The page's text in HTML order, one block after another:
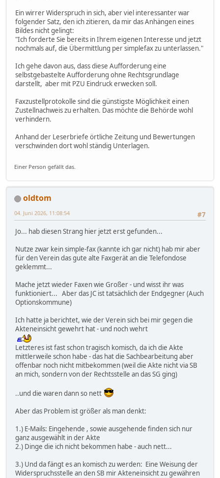
Ein wirrer Widerspruch in sich, aber viel interessanter war
folgender Satz, den ich zitieren, da mir das Anhängen eines
Bildes nicht gelingt:
"Ich forderte Sie bereits in Ihrem eigenen Interesse und jetzt
nochmals auf, die Übermittlung per simplefax zu unterlassen."
Ich gehe davon aus, dass diese Aufforderung eine
selbstgebastelte Aufforderung ohne Rechtsgrundlage
darstellt, aber mit PZU Eindruck erwecken soll.
Faxzustellprotokolle sind die günstigste Möglichkeit einen
Zustellnachweis zu erhalten. Das möchte die Behörde wohl
verhindern.
Anhand der Leserbriefe örtliche Zeitung und Bewertungen
verschwinden dort wohl ständig Unterlagen.
Einer Person gefällt das.
oldtom
#7
04. Juni 2026, 11:08:54
Jo... hab diesen Strang hier jetzt erst gefunden...
Nutze zwar kein simple-fax (kannte ich gar nicht) hab mir aber
für den Verein das gute alte Faxgerät an die Telefondose
geklemmt...
Mache jetzt wieder Faxen wie Großer - und wisst ihr was
funktioniert... Aber das JC ist tatsächlich der Endgegner (Auch
Optionskommune)
Ich hatte ja berichtet, wie der Verein sich bei mir gegen die
Akteneinsicht gewehrt hat - und noch wehrt
Letzteres ist fast schon tragisch komisch, da ich die Akte
mittlerweile schon habe - das hat die Sachbearbeitung aber
offenbar noch nicht mitbekommen (weil die Akte nicht via SB
an mich, sondern von der Rechtsstelle an das SG ging)
..und die waren dann so nett
Aber das Problem ist größer als man denkt:
1.) E-Mails: Eingehende , sowie ausgehende finden sich nur
ganz ausgewählt in der Akte
2.) Dinge die ich nicht bekommen habe - auch nett...
3.) Und da fängt es an komisch zu werden: Eine Weisung der
Widerspruchsstelle an den SB mir Akteneinsicht zu gewähren